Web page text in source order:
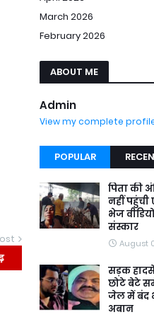
March 2026
February 2026
ABOUT ME
Admin
View my complete
POPULAR
पिता की
नहीं पहुंची
भेज
संस्कार
August
सड़क
छोटे बेटे
जेल में बंद
अबान